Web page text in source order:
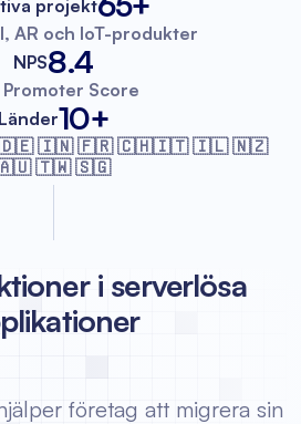
projekt
AR och IoT-produkter
NPS8.4
Score
Länder10+
🇮🇳 🇫🇷🇨🇭🇮🇹 🇮🇱 🇳🇿
🇹🇼 🇸🇬
i serverlösa
företag att migrera sin